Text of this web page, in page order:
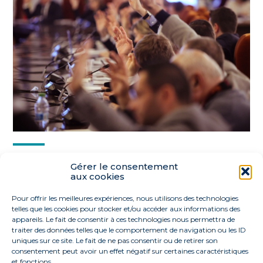
Gérer le consentement
aux cookies
Pour offrir les meilleures expériences, nous utilisons des technologies
telles que les cookies pour stocker et/ou accéder aux informations des
appareils. Le fait de consentir à ces technologies nous permettra de
traiter des données telles que le comportement de navigation ou les ID
uniques sur ce site. Le fait de ne pas consentir ou de retirer son
consentement peut avoir un effet négatif sur certaines caractéristiques
FaceBook
TwitterLinkedIn